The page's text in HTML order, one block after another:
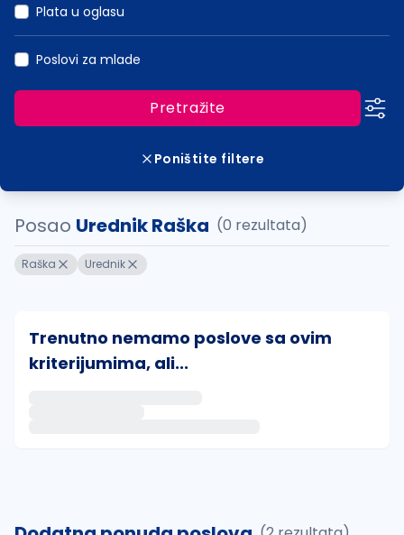
Plata u oglasu
Poslovi za mlade
Pretražite
Poništite filtere
Posao Urednik Raška (0 rezultata)
Raška Urednik
Trenutno nemamo poslove sa ovim
kriterijumima, ali...